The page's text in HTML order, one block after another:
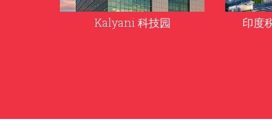
印度税务局（所得税） 钦